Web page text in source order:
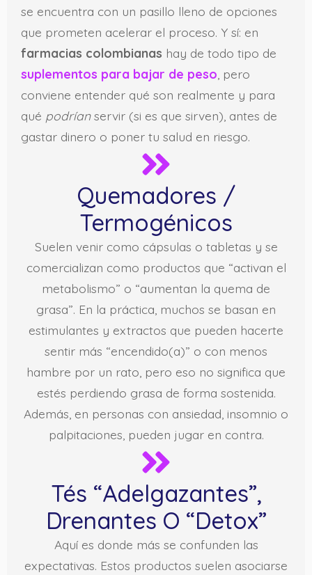
se encuentra con un pasillo lleno de opciones
que prometen acelerar el proceso. Y sí: en
farmacias colombianas hay de todo tipo de
suplementos para bajar de peso , pero
conviene entender qué son realmente y para
qué podríanservir (si es que sirven), antes de
gastar dinero o poner tu salud en riesgo.
Quemadores /
Termogénicos
Suelen venir como cápsulas o tabletas y se
comercializan como productos que “activan el
metabolismo” o “aumentan la quema de
grasa”. En la práctica, muchos se basan en
estimulantes y extractos que pueden hacerte
sentir más “encendido(a)” o con menos
hambre por un rato, pero eso no significa que
estés perdiendo grasa de forma sostenida.
Además, en personas con ansiedad, insomnio o
palpitaciones, pueden jugar en contra.
Tés “adelgazantes”,
Drenantes O “detox”
Aquí es donde más se confunden las
expectativas. Estos productos suelen asociarse